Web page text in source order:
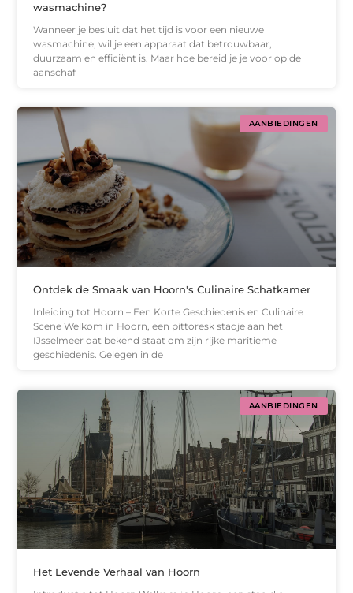
wasmachine?
Wanneer je besluit dat het tijd is voor een nieuwe
wasmachine, wil je een apparaat dat betrouwbaar,
duurzaam en efficiënt is. Maar hoe bereid je je voor op de
aanschaf
AANBIEDINGEN
Ontdek de Smaak van Hoorn's Culinaire Schatkamer
Inleiding tot Hoorn – Een Korte Geschiedenis en Culinaire
Scene Welkom in Hoorn, een pittoresk stadje aan het
IJsselmeer dat bekend staat om zijn rijke maritieme
geschiedenis. Gelegen in de
AANBIEDINGEN
Het Levende Verhaal van Hoorn